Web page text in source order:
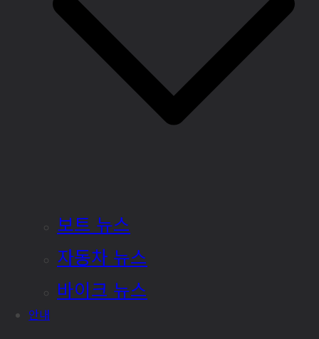
보트 뉴스
자동차 뉴스
바이크 뉴스
안내